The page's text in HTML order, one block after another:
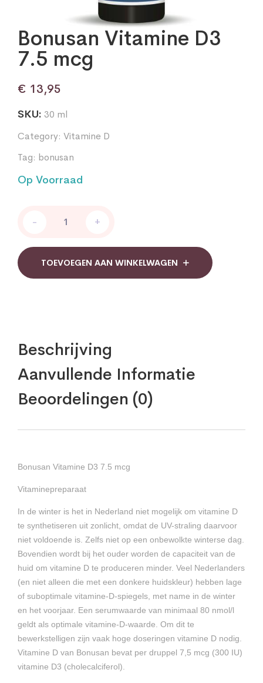
Bonusan Vitamine D3
7.5 mcg
€ 13,95
SKU: 30 ml
Category: Vitamine D
Tag: bonusan
Op Voorraad
Vitamine
7.5
mcg
quantity
- +
TOEVOEGEN AAN WINKELWAGEN
Beschrijving
Aanvullende Informatie
Beoordelingen (0)
Bonusan Vitamine D3 7.5 mcg
Vitaminepreparaat
In de winter is het in Nederland niet mogelijk om vitamine D
te synthetiseren uit zonlicht, omdat de UV-straling daarvoor
niet voldoende is. Zelfs niet op een onbewolkte winterse dag.
Bovendien wordt bij het ouder worden de capaciteit van de
huid om vitamine D te produceren minder. Veel Nederlanders
(en niet alleen die met een donkere huidskleur) hebben lage
of suboptimale vitamine-D-spiegels, met name in de winter
en het voorjaar. Een serumwaarde van minimaal 80 nmol/l
geldt als optimale vitamine-D-waarde. Om dit te
bewerkstelligen zijn vaak hoge doseringen vitamine D nodig.
Vitamine D van Bonusan bevat per druppel 7,5 mcg (300 IU)
vitamine D3 (cholecalciferol).